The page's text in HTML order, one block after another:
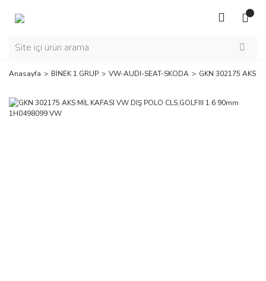
Anasayfa BİNEK 1.GRUP VW-AUDI-SEAT-SKODA GKN 302175 AKS